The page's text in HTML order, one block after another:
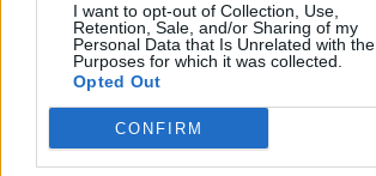
I want to opt-out of Collection, Use,
Retention, Sale, and/or Sharing of my
Personal Data that Is Unrelated with the
Purposes for which it was collected.
Opted Out
CONFIRM